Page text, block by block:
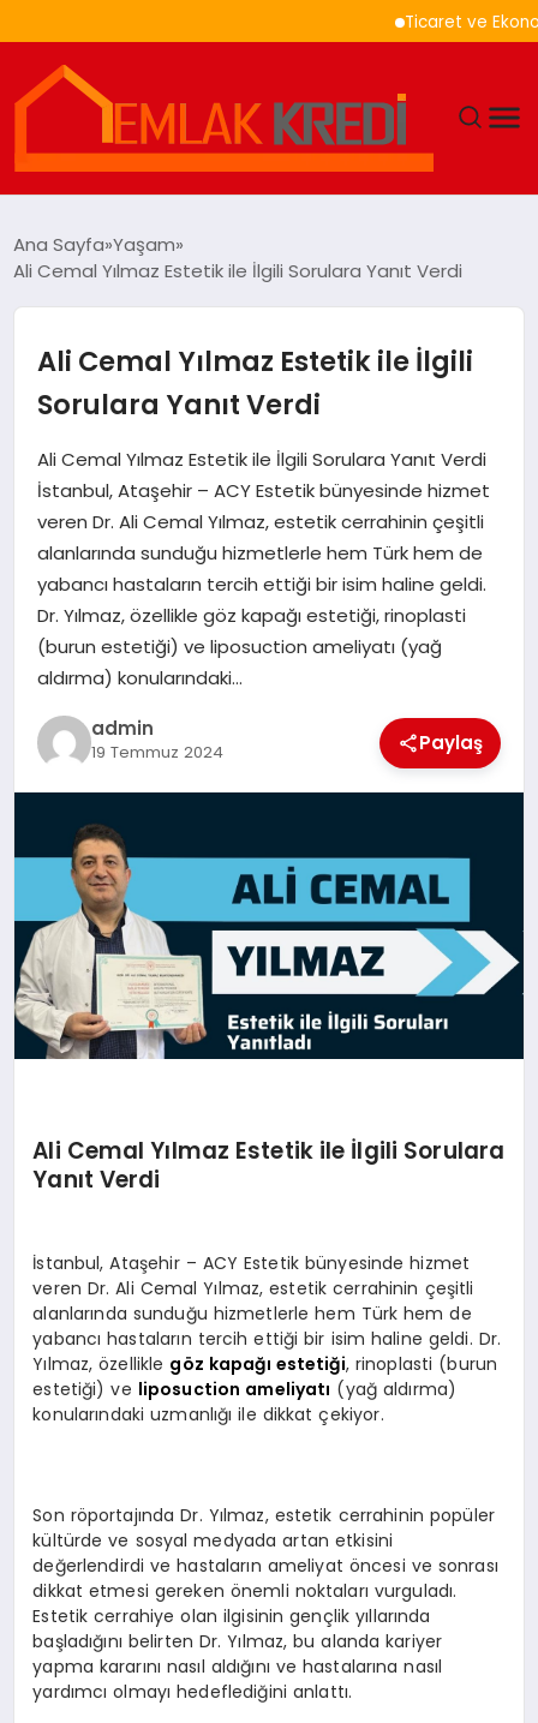
Ticaret ve Ekonomik
DÜNYA
EĞITIM
MAGAZIN
SAĞLIK
SIYASET
SPOR
TEKNOLOJI
Ana Sayfa Yaşam
Ali Cemal Yılmaz Estetik ile İlgili Sorulara Yanıt Verdi
Ali Cemal Yılmaz Estetik ile İlgili
Sorulara Yanıt Verdi
Ali Cemal Yılmaz Estetik ile İlgili Sorulara Yanıt Verdi
İstanbul, Ataşehir – ACY Estetik bünyesinde hizmet
veren Dr. Ali Cemal Yılmaz, estetik cerrahinin çeşitli
alanlarında sunduğu hizmetlerle hem Türk hem de
yabancı hastaların tercih ettiği bir isim haline geldi.
Dr. Yılmaz, özellikle göz kapağı estetiği, rinoplasti
(burun estetiği) ve liposuction ameliyatı (yağ
aldırma) konularındaki…
admin
19 Temmuz 2024 Paylaş
Ali Cemal Yılmaz Estetik ile İlgili Sorulara
Yanıt Verdi
İstanbul, Ataşehir – ACY Estetik bünyesinde hizmet
veren Dr. Ali Cemal Yılmaz, estetik cerrahinin çeşitli
alanlarında sunduğu hizmetlerle hem Türk hem de
yabancı hastaların tercih ettiği bir isim haline geldi. Dr.
Yılmaz, özellikle göz kapağı estetiği, rinoplasti (burun
estetiği) ve liposuction ameliyatı (yağ aldırma)
konularındaki uzmanlığı ile dikkat çekiyor.
Son röportajında Dr. Yılmaz, estetik cerrahinin popüler
kültürde ve sosyal medyada artan etkisini
değerlendirdi ve hastaların ameliyat öncesi ve sonrası
dikkat etmesi gereken önemli noktaları vurguladı.
Estetik cerrahiye olan ilgisinin gençlik yıllarında
başladığını belirten Dr. Yılmaz, bu alanda kariyer
yapma kararını nasıl aldığını ve hastalarına nasıl
yardımcı olmayı hedeflediğini anlattı.